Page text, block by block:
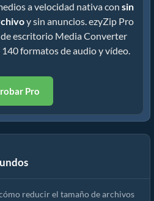
a velocidad nativa con sin
y sin anuncios. ezyZip Pro
escritorio Media Converter
formatos de audio y vídeo.
Pro
sencilla)
reducir el tamaño de archivos